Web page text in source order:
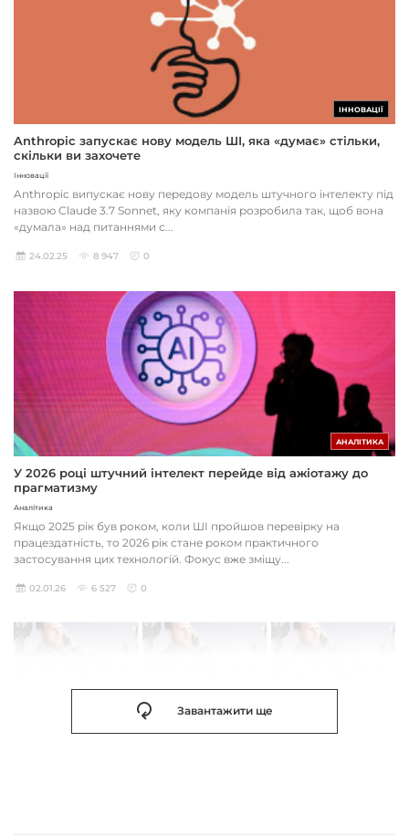
ІННОВАЦІЇ
Anthropic запускає нову модель ШІ, яка «думає» стільки,
скільки ви захочете
Інновації
Anthropic випускає нову передову модель штучного інтелекту під
назвою Claude 3.7 Sonnet, яку компанія розробила так, щоб вона
«думала» над питаннями с...
24.02.25 8 947 0
АНАЛІТИКА
У 2026 році штучний інтелект перейде від ажіотажу до
прагматизму
Аналітика
Якщо 2025 рік був роком, коли ШІ пройшов перевірку на
працездатність, то 2026 рік стане роком практичного
застосування цих технологій. Фокус вже зміщу...
02.01.26 6 527 0
Завантажити ще